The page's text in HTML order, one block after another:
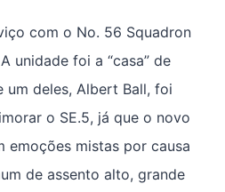
com o No. 56 Squadron
unidade foi a “casa” de
um deles, Albert Ball, foi
o SE.5, já que o novo
emoções mistas por causa
de assento alto, grande